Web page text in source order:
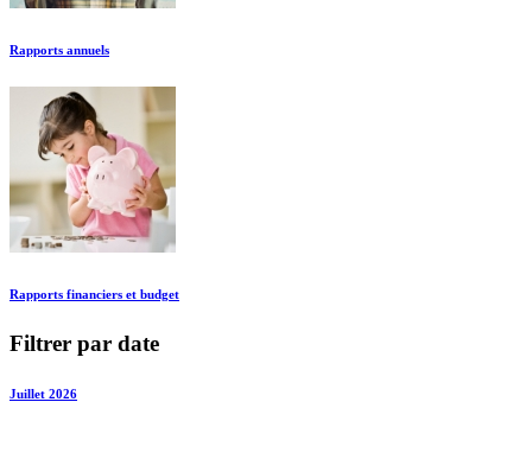
Rapports annuels
Rapports financiers et budget
Filtrer par date
Juillet 2026